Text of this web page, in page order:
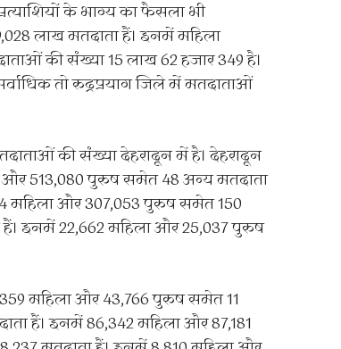
के भाग्य का फैसला भी
लाख मतदाता हैं। इनमें महिला
की संख्या 15 लाख 62 हजार 349 है।
तो रुद्रप्रयाग जिले में मतदाताओं
की संख्या देहरादून में है। देहरादून
और 513,080 पुरुष समेत 48 अन्य मतदाता
महिला और 307,053 पुरुष समेत 150
इनमें 22,662 महिला और 25,037 पुरुष
महिला और 43,766 पुरुष समेत 11
हैं। इनमें 86,342 महिला और 87,181